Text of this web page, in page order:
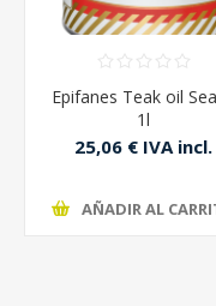
Epifanes Teak oil
1l
25,06 € IVA incl.
AÑADIR AL